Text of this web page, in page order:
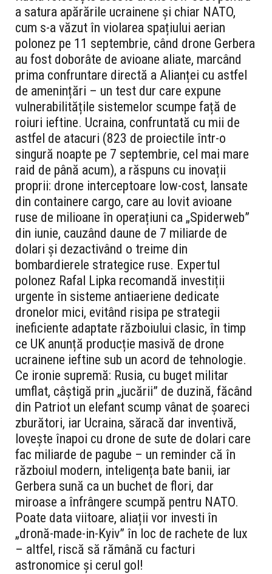
a satura apărările ucrainene și chiar NATO,
cum s-a văzut în violarea spațiului aerian
polonez pe 11 septembrie, când drone Gerbera
au fost doborâte de avioane aliate, marcând
prima confruntare directă a Alianței cu astfel
de amenințări – un test dur care expune
vulnerabilitățile sistemelor scumpe față de
roiuri ieftine. Ucraina, confruntată cu mii de
astfel de atacuri (823 de proiectile într-o
singură noapte pe 7 septembrie, cel mai mare
raid de până acum), a răspuns cu inovații
proprii: drone interceptoare low-cost, lansate
din containere cargo, care au lovit avioane
ruse de milioane în operațiuni ca „Spiderweb”
din iunie, cauzând daune de 7 miliarde de
dolari și dezactivând o treime din
bombardierele strategice ruse. Expertul
polonez Rafal Lipka recomandă investiții
urgente în sisteme antiaeriene dedicate
dronelor mici, evitând risipa pe strategii
ineficiente adaptate războiului clasic, în timp
ce UK anunță producție masivă de drone
ucrainene ieftine sub un acord de tehnologie.
Ce ironie supremă: Rusia, cu buget militar
umflat, câștigă prin „jucării” de duzină, făcând
din Patriot un elefant scump vânat de șoareci
zburători, iar Ucraina, săracă dar inventivă,
lovește înapoi cu drone de sute de dolari care
fac miliarde de pagube – un reminder că în
războiul modern, inteligența bate banii, iar
Gerbera sună ca un buchet de flori, dar
miroase a înfrângere scumpă pentru NATO.
Poate data viitoare, aliații vor investi în
„dronă-made-in-Kyiv” în loc de rachete de lux
– altfel, riscă să rămână cu facturi
astronomice și cerul gol!